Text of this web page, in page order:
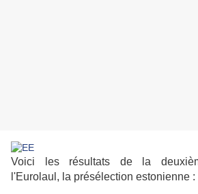
Voici les résultats de la
l'Eurolaul, la présélection estonienne :